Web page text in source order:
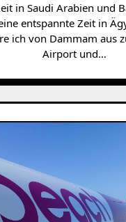
entspannte Zeit in
ich von Dammam aus
Airport und…